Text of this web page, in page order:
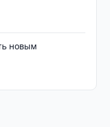
новым